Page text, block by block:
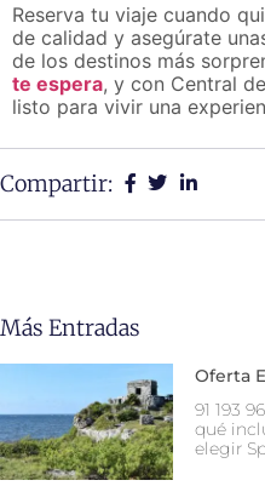
Reserva tu viaje cuando
de calidad y asegúrate
de los destinos más
te espera, y con Central
listo para vivir una
Compartir:
Más Entradas
Oferta
91 193
qué
elegir